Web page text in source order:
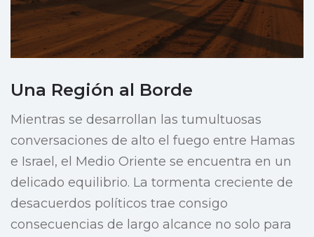
Una Región al Borde
Mientras se desarrollan las tumultuosas
conversaciones de alto el fuego entre Hamas
e Israel, el Medio Oriente se encuentra en un
delicado equilibrio. La tormenta creciente de
desacuerdos políticos trae consigo
consecuencias de largo alcance no solo para